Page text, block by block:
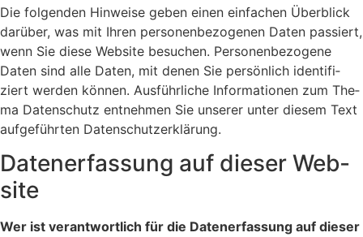
Die fol­gen­den Hin­wei­se geben einen ein­fa­chen Über­blick
dar­über, was mit Ihren per­so­nen­be­zo­ge­nen Daten pas­siert,
wenn Sie die­se Web­site besu­chen. Per­so­nen­be­zo­ge­ne
Daten sind alle Daten, mit denen Sie per­sön­lich iden­ti­fi­
ziert wer­den kön­nen. Aus­führ­li­che Infor­ma­tio­nen zum The­
ma Daten­schutz ent­neh­men Sie unse­rer unter die­sem Text
auf­ge­führ­ten Daten­schutz­er­klä­rung.
Daten­er­fas­sung auf die­ser Web­
site
Wer ist ver­ant­wort­lich für die Daten­er­fas­sung auf die­ser